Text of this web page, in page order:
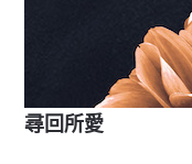
尋回所愛